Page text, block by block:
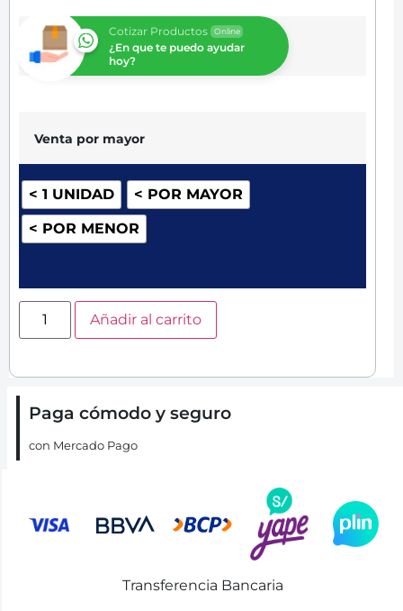
Cotizar Productos Online
¿En que te puedo ayudar
hoy?
Venta por mayor
< 1 UNIDAD
< POR MAYOR
< POR MENOR
Añadir al carrito
Paga cómodo y seguro
con Mercado Pago
Transferencia Bancaria